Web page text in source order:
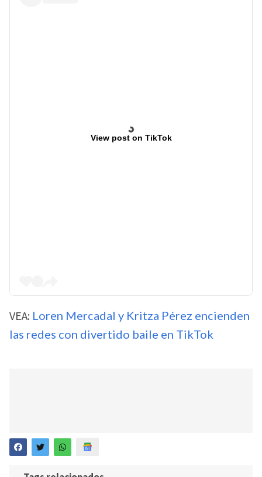
View post on TikTok
VEA: Loren Mercadal y Kritza Pérez encienden
las redes con divertido baile en TikTok